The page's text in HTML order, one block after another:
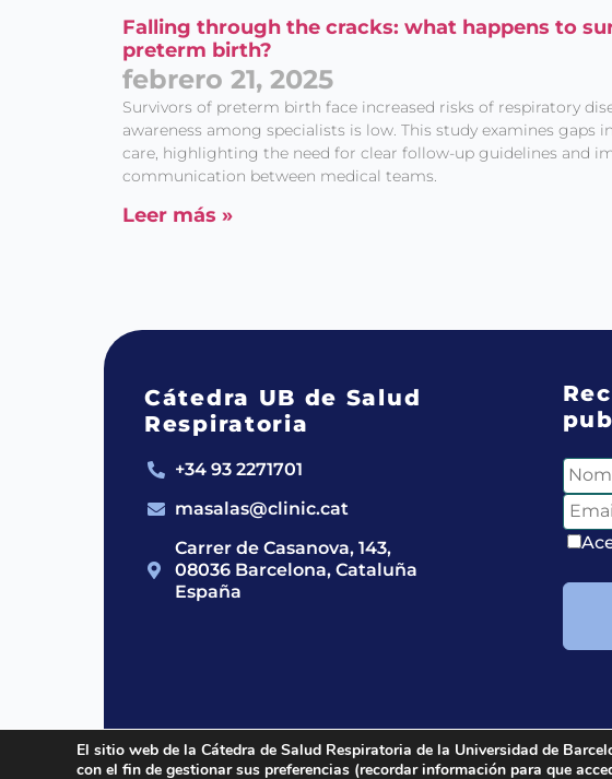
Falling through the cracks: what happens to
preterm birth?
febrero 21, 2025
Survivors of preterm birth face increased risks of respiratory
awareness among specialists is low. This study examines gaps
care, highlighting the need for clear follow-up guidelines and
communication between medical teams.
Leer más »
Cátedra UB de Salud
Respiratoria
+34 93 2271701
masalas@clinic.cat
Carrer de Casanova, 143,
08036 Barcelona, Cataluña
España
2024 © Cátedra UB de Salud Respiratoria.All rights
El sitio web de la Cátedra de Salud Respiratoria de la Universidad de
con el fin de gestionar sus preferencias (recordar información para que